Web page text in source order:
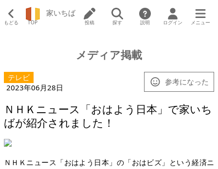
もどる TOP
家いちば
投稿 探す 説明 ログイン メニュー
メディア掲載
テレビ
2023年06月28日
参考になった
ＮＨＫニュース「おはよう日本」で家いち
ばが紹介されました！
ＮＨＫニュース「おはよう日本」の「おはビズ」という経済ニ